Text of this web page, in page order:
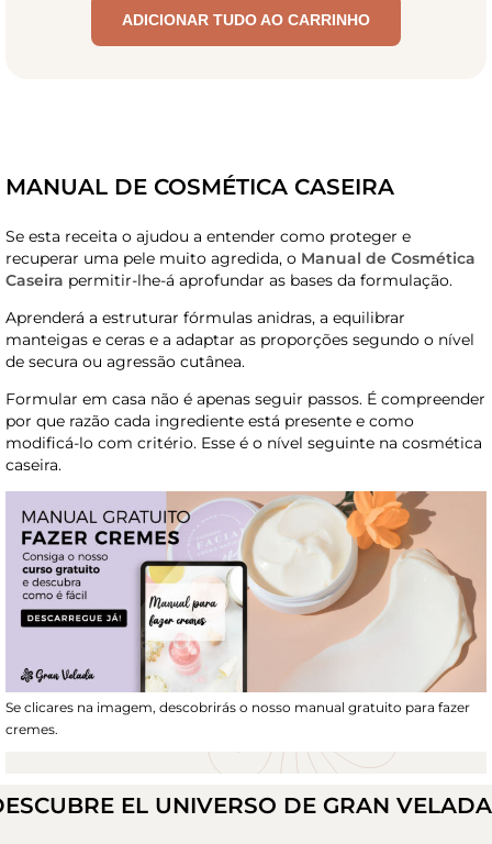
ADICIONAR TUDO AO CARRINHO
MANUAL DE COSMÉTICA CASEIRA
Se esta receita o ajudou a entender como proteger e
recuperar uma pele muito agredida, o Manual de Cosmética
Caseira permitir-lhe-á aprofundar as bases da formulação.
Aprenderá a estruturar fórmulas anidras, a equilibrar
manteigas e ceras e a adaptar as proporções segundo o nível
de secura ou agressão cutânea.
Formular em casa não é apenas seguir passos. É compreender
por que razão cada ingrediente está presente e como
modificá-lo com critério. Esse é o nível seguinte na cosmética
caseira.
Se clicares na imagem, descobrirás o nosso manual gratuito para fazer
cremes.
EL UNIVERSO DE GRAN VELADA